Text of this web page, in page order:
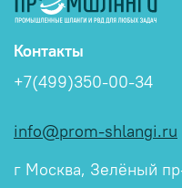
Контакты
+7(499)350-00-34
info@prom-shlangi.ru
г Москва, Зелёный